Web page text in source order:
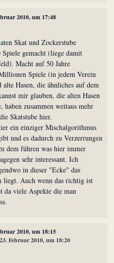
2010, um 17:48
Skat und Zockerstube
Spiele gemacht (liege damit
Macht auf 50 Jahre
Spiele (in jedem Verein
alte Hasen, die ähnliches auf dem
mir glauben, die alten Hasen
haben zusammen weitaus mehr
Skatstube hier.
ein einziger Mischalgorithmus
und es dadurch zu Verzerrungen
dem führen was hier immer
sehr interessant. Ich
in dieser "Ecke" das
liegt. Auch wenn das richtig ist
da viele Aspekte die man
2010, um 18:15
Februar 2010, um 18:20